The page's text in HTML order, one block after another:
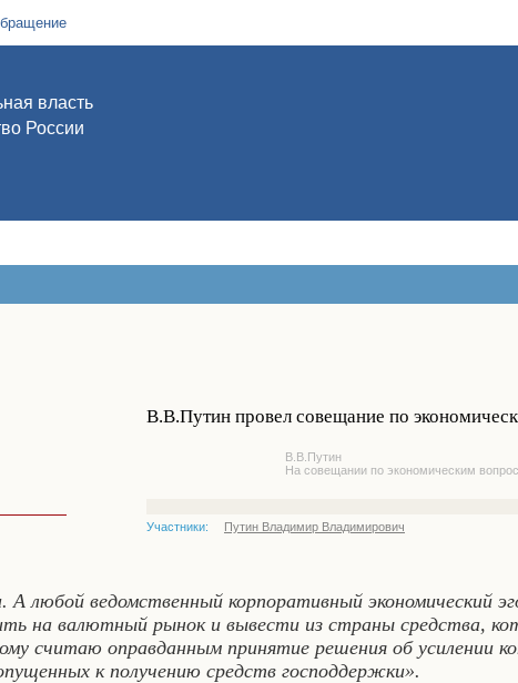
власть
России
В.В.Путин провел совещание по
В.В.Путин
На совещании по экономическим
Участники: Путин Владимир Владимирович
любой ведомственный корпоративный экономический
на валютный рынок и вывести из страны средства,
считаю оправданным принятие решения об усилении
к получению средств господдержки».